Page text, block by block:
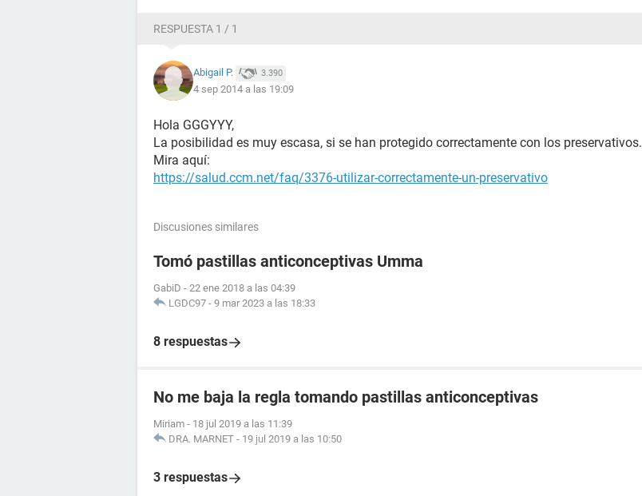
RESPUESTA 1 / 1
Abigail P. 3.390
4 sep 2014 a las 19:09
Hola GGGYYY,
La posibilidad es muy escasa, si se han protegido correctamente con los preservativos.
Mira aquí:
https://salud.ccm.net/faq/3376-utilizar-correctamente-un-preservativo
Discusiones similares
Tomó pastillas anticonceptivas Umma
GabiD - 22 ene 2018 a las 04:39
LGDC97 - 9 mar 2023 a las 18:33
8 respuestas
No me baja la regla tomando pastillas anticonceptivas
Miriam - 18 jul 2019 a las 11:39
DRA. MARNET - 19 jul 2019 a las 10:50
3 respuestas